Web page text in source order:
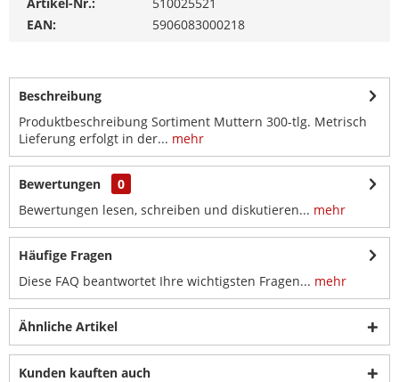
EAN:
5906083000218
Beschreibung
Produktbeschreibung Sortiment Muttern 300-tlg. Metrisch
Lieferung erfolgt in der... mehr
Bewertungen
0
Bewertungen lesen, schreiben und diskutieren... mehr
Häufige Fragen
Diese FAQ beantwortet Ihre wichtigsten Fragen... mehr
Ähnliche Artikel
Kunden kauften auch